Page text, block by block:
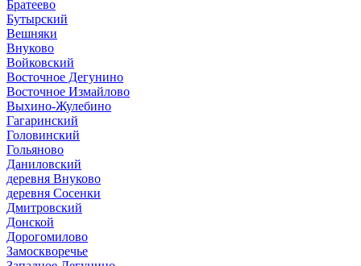
Братеево
Бутырский
Вешняки
Внуково
Войковский
Восточное Дегунино
Восточное Измайлово
Выхино-Жулебино
Гагаринский
Головинский
Гольяново
Даниловский
деревня Внуково
деревня Сосенки
Дмитровский
Донской
Дорогомилово
Замоскворечье